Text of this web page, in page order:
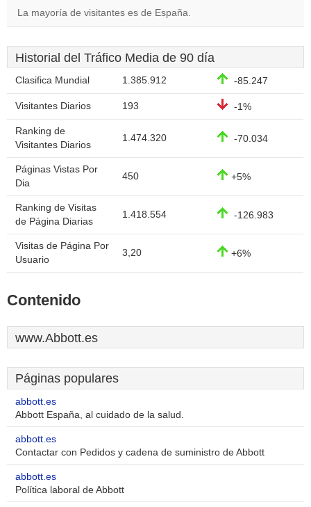
La mayoría de visitantes es de España.
Historial del Tráfico Media de 90 día
Clasifica Mundial 1.385.912 -85.247
Visitantes Diarios 193 -1%
Ranking de
Visitantes Diarios
1.474.320 -70.034
Páginas Vistas Por
Dia
450 +5%
Ranking de Visitas
de Página Diarias
1.418.554 -126.983
Visitas de Página Por
Usuario
3,20 +6%
Contenido
www.Abbott.es
Páginas populares
abbott.es
Abbott España, al cuidado de la salud.
abbott.es
Contactar con Pedidos y cadena de suministro de Abbott
abbott.es
Política laboral de Abbott